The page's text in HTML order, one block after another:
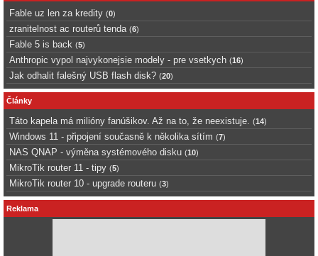
Fable uz len za kredity (0)
zranitelnost ac routerů tenda (6)
Fable 5 is back (5)
Anthropic vypol najvykonejsie modely - pre vsetkych (16)
Jak odhalit falešný USB flash disk? (20)
Články
Táto kapela má milióny fanúšikov. Až na to, že neexistuje. (14)
Windows 11 - připojení současně k několika sítím (7)
NAS QNAP - výměna systémového disku (10)
MikroTik router 11 - tipy (5)
MikroTik router 10 - upgrade routeru (3)
Reklama